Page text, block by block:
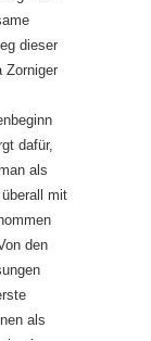
dieser
Zorniger
dafür,
als
mit
den
als